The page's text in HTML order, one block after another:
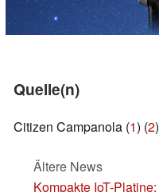
Quelle(n)
Citizen Campanola (1) (2)
Ältere News
Kompakte IoT-Platine: